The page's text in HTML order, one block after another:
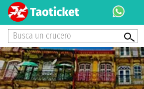
Busca un crucero